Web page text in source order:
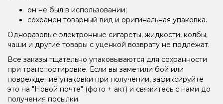
он не был в использовании;
сохранен товарный вид и оригинальная упаковка.
Одноразовые электронные сигареты, жидкости, колбы,
чаши и другие товары с уценкой возврату не подлежат.
Все заказы тщательно упаковываются для сохранности
при транспортировке. Если вы заметили бой или
повреждение упаковки при получении, зафиксируйте
это на "Новой почте" (фото + акт) и свяжитесь с нами до
получения посылки.